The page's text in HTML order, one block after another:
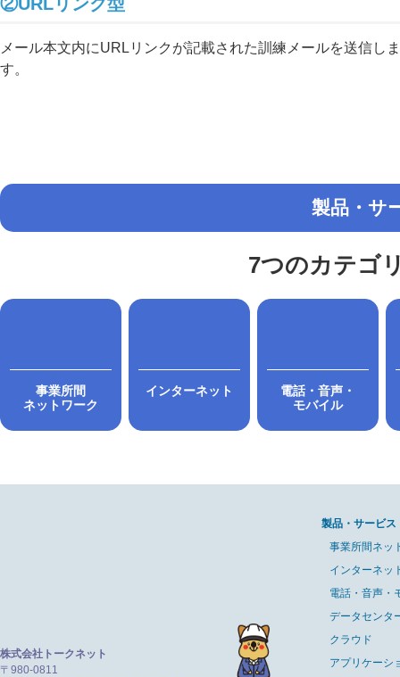
メール本文内にURLリンクが記載された訓練メールを送信
す。
製品・サ
7つのカテゴ
事業所間
ネットワーク
インターネット
電話・音声・
モバイル
株式会社トークネット
〒980-0811
製品・サービス
事業所間ネッ
インターネッ
電話・音声・
データセンタ
クラウド
アプリケーシ